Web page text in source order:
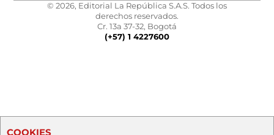
© 2026, Editorial La República S.A.S. Todos los
derechos reservados.
Cr. 13a 37-32, Bogotá
(+57) 1 4227600
COOKIES